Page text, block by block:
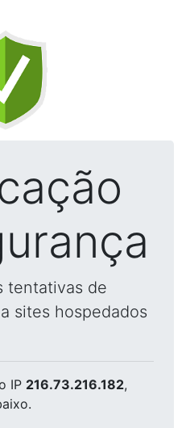
tentativas de
sites hospedados
IP 216.73.216.182,